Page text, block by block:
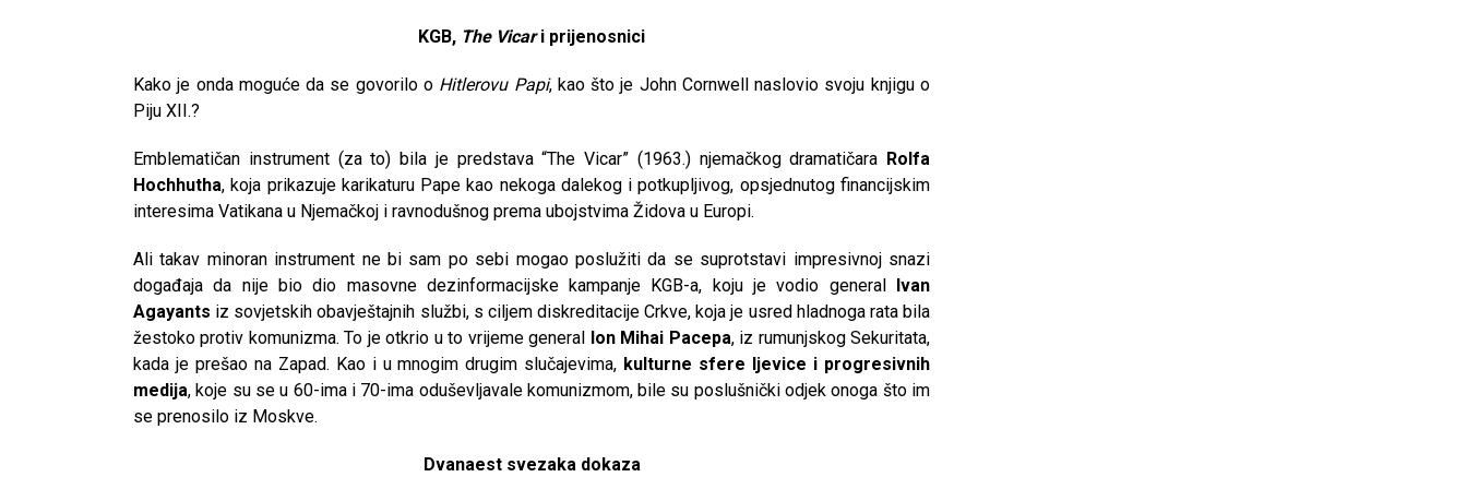
KGB, The Vicari prijenosnici
Kako je onda moguće da se govorilo o Hitlerovu Papi, kao što je John Cornwell naslovio svoju knjigu o
Piju XII.?
Emblematičan instrument (za to) bila je predstava “The Vicar” (1963.) njemačkog dramatičara Rolfa
Hochhutha, koja prikazuje karikaturu Pape kao nekoga dalekog i potkupljivog, opsjednutog financijskim
interesima Vatikana u Njemačkoj i ravnodušnog prema ubojstvima Židova u Europi.
Ali takav minoran instrument ne bi sam po sebi mogao poslužiti da se suprotstavi impresivnoj snazi
događaja da nije bio dio masovne dezinformacijske kampanje KGB-a, koju je vodio general Ivan
Agayants iz sovjetskih obavještajnih službi, s ciljem diskreditacije Crkve, koja je usred hladnoga rata bila
žestoko protiv komunizma. To je otkrio u to vrijeme general Ion Mihai Pacepa, iz rumunjskog Sekuritata,
kada je prešao na Zapad. Kao i u mnogim drugim slučajevima, kulturne sfere ljevice i progresivnih
medija, koje su se u 60-ima i 70-ima oduševljavale komunizmom, bile su poslušnički odjek onoga što im
se prenosilo iz Moskve.
Dvanaest svezaka dokaza